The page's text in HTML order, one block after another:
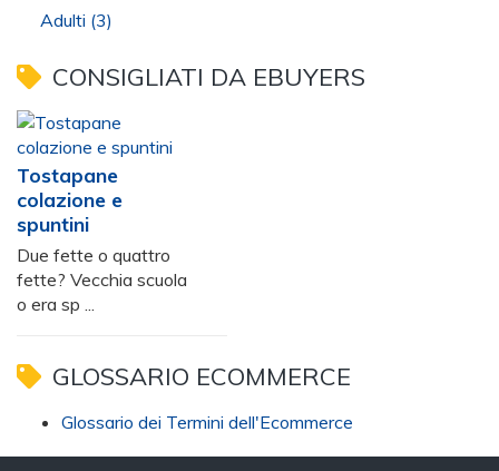
Adulti (3)
CONSIGLIATI DA EBUYERS
Tostapane
colazione e
spuntini
Due fette o quattro
fette? Vecchia scuola
o era sp ...
GLOSSARIO ECOMMERCE
Glossario dei Termini dell'Ecommerce